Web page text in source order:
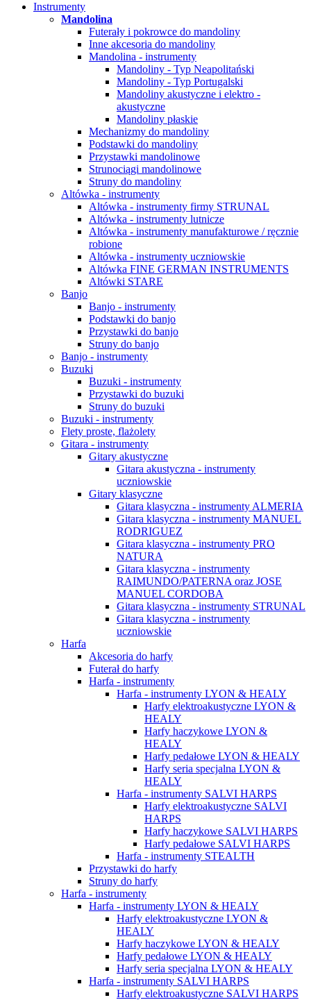
Instrumenty
Mandolina
Futerały i pokrowce do mandoliny
Inne akcesoria do mandoliny
Mandolina - instrumenty
Mandoliny - Typ Neapolitański
Mandoliny - Typ Portugalski
Mandoliny akustyczne i elektro -
akustyczne
Mandoliny płaskie
Mechanizmy do mandoliny
Podstawki do mandoliny
Przystawki mandolinowe
Strunociągi mandolinowe
Struny do mandoliny
Altówka - instrumenty
Altówka - instrumenty firmy STRUNAL
Altówka - instrumenty lutnicze
Altówka - instrumenty manufakturowe / ręcznie
robione
Altówka - instrumenty uczniowskie
Altówka FINE GERMAN INSTRUMENTS
Altówki STARE
Banjo
Banjo - instrumenty
Podstawki do banjo
Przystawki do banjo
Struny do banjo
Banjo - instrumenty
Buzuki
Buzuki - instrumenty
Przystawki do buzuki
Struny do buzuki
Buzuki - instrumenty
Flety proste, flażolety
Gitara - instrumenty
Gitary akustyczne
Gitara akustyczna - instrumenty
uczniowskie
Gitary klasyczne
Gitara klasyczna - instrumenty ALMERIA
Gitara klasyczna - instrumenty MANUEL
RODRIGUEZ
Gitara klasyczna - instrumenty PRO
NATURA
Gitara klasyczna - instrumenty
RAIMUNDO/PATERNA oraz JOSE
MANUEL CORDOBA
Gitara klasyczna - instrumenty STRUNAL
Gitara klasyczna - instrumenty
uczniowskie
Harfa
Akcesoria do harfy
Futerał do harfy
Harfa - instrumenty
Harfa - instrumenty LYON & HEALY
Harfy elektroakustyczne LYON &
HEALY
Harfy haczykowe LYON &
HEALY
Harfy pedałowe LYON & HEALY
Harfy seria specjalna LYON &
HEALY
Harfa - instrumenty SALVI HARPS
Harfy elektroakustyczne SALVI
HARPS
Harfy haczykowe SALVI HARPS
Harfy pedałowe SALVI HARPS
Harfa - instrumenty STEALTH
Przystawki do harfy
Struny do harfy
Harfa - instrumenty
Harfa - instrumenty LYON & HEALY
Harfy elektroakustyczne LYON &
HEALY
Harfy haczykowe LYON & HEALY
Harfy pedałowe LYON & HEALY
Harfy seria specjalna LYON & HEALY
Harfa - instrumenty SALVI HARPS
Harfy elektroakustyczne SALVI HARPS